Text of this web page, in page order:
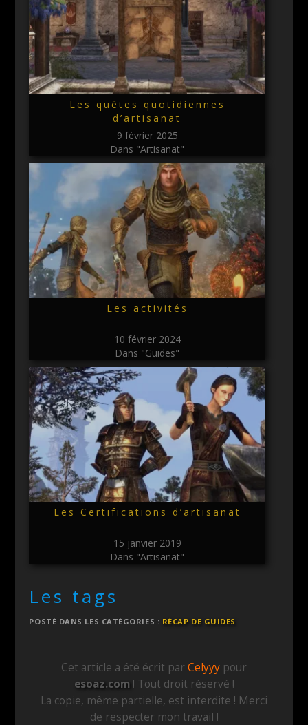
Les quêtes quotidiennes
d’artisanat
9 février 2025
Dans "Artisanat"
Les activités
10 février 2024
Dans "Guides"
Les Certifications d’artisanat
15 janvier 2019
Dans "Artisanat"
Les tags
POSTÉ DANS LES CATÉGORIES : RÉCAP DE GUIDES
Cet article a été écrit par Celyyy pour
esoaz.com ! Tout droit réservé !
La copie, même partielle, est interdite ! Merci
de respecter mon travail !